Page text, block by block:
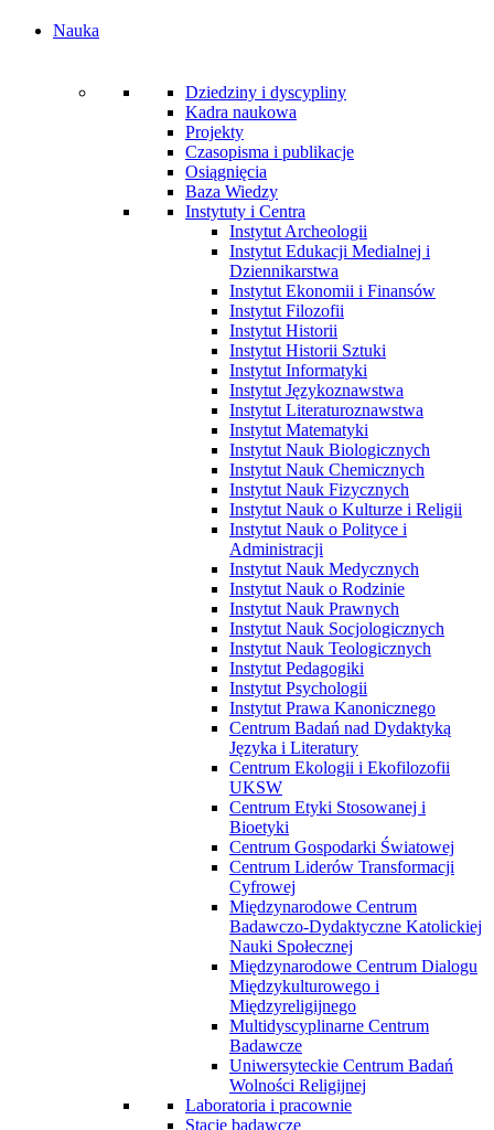
Nauka
Dziedziny i dyscypliny
Kadra naukowa
Projekty
Czasopisma i publikacje
Osiągnięcia
Baza Wiedzy
Instytuty i Centra
Instytut Archeologii
Instytut Edukacji Medialnej i
Dziennikarstwa
Instytut Ekonomii i Finansów
Instytut Filozofii
Instytut Historii
Instytut Historii Sztuki
Instytut Informatyki
Instytut Językoznawstwa
Instytut Literaturoznawstwa
Instytut Matematyki
Instytut Nauk Biologicznych
Instytut Nauk Chemicznych
Instytut Nauk Fizycznych
Instytut Nauk o Kulturze i Religii
Instytut Nauk o Polityce i
Administracji
Instytut Nauk Medycznych
Instytut Nauk o Rodzinie
Instytut Nauk Prawnych
Instytut Nauk Socjologicznych
Instytut Nauk Teologicznych
Instytut Pedagogiki
Instytut Psychologii
Instytut Prawa Kanonicznego
Centrum Badań nad Dydaktyką
Języka i Literatury
Centrum Ekologii i Ekofilozofii
UKSW
Centrum Etyki Stosowanej i
Bioetyki
Centrum Gospodarki Światowej
Centrum Liderów Transformacji
Cyfrowej
Międzynarodowe Centrum
Badawczo-Dydaktyczne Katolickiej
Nauki Społecznej
Międzynarodowe Centrum Dialogu
Międzykulturowego i
Międzyreligijnego
Multidyscyplinarne Centrum
Badawcze
Uniwersyteckie Centrum Badań
Wolności Religijnej
Laboratoria i pracownie
Stacje badawcze